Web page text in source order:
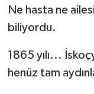
Ne hasta ne
biliyordu.
1865 yılı...
henüz tam